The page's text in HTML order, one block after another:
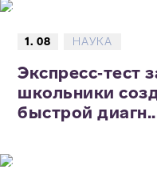
1. 08 НАУКА
Экспресс‑тест
школьники
быстрой